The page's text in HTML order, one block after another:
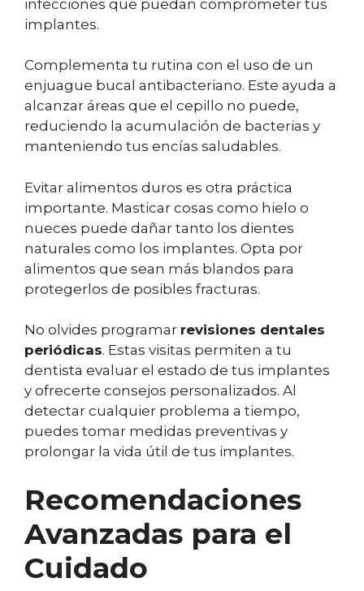
infecciones que puedan comprometer tus
implantes.
Complementa tu rutina con el uso de un
enjuague bucal antibacteriano. Este ayuda a
alcanzar áreas que el cepillo no puede,
reduciendo la acumulación de bacterias y
manteniendo tus encías saludables.
Evitar alimentos duros es otra práctica
importante. Masticar cosas como hielo o
nueces puede dañar tanto los dientes
naturales como los implantes. Opta por
alimentos que sean más blandos para
protegerlos de posibles fracturas.
No olvides programar revisiones dentales
periódicas. Estas visitas permiten a tu
dentista evaluar el estado de tus implantes
y ofrecerte consejos personalizados. Al
detectar cualquier problema a tiempo,
puedes tomar medidas preventivas y
prolongar la vida útil de tus implantes.
Recomendaciones
Avanzadas para el
Cuidado